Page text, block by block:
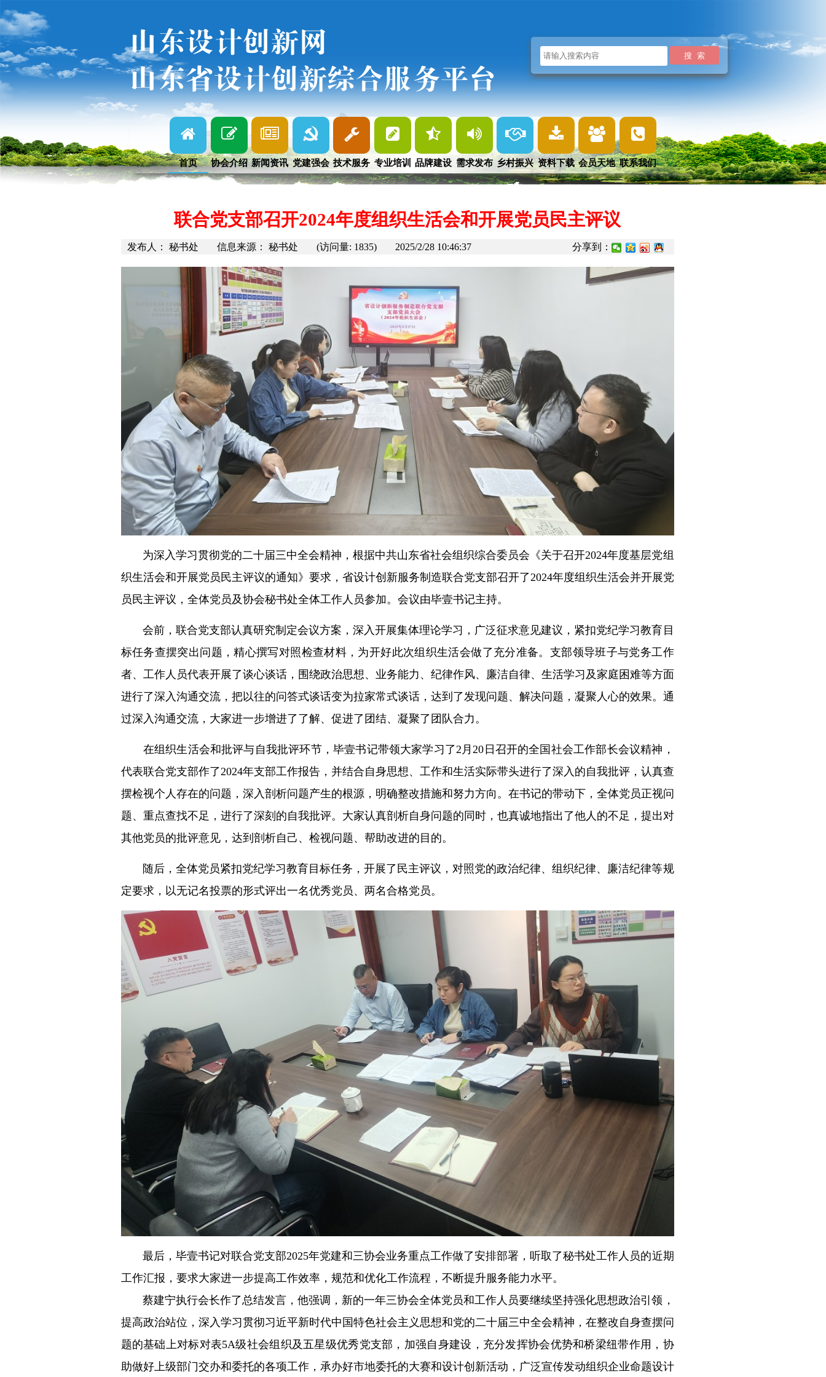
山东设计创新网
山东省设计创新综合服务平台
首页 协会介绍 新闻资讯 党建强会 技术服务 专业培训 品牌建设 需求发布 乡村振兴 资料下载 会员天地 联系我们
联合党支部召开2024年度组织生活会和开展党员民主评议
发布人： 秘书处 信息来源： 秘书处 (访问量: 1835) 2025/2/28 10:46:37 分享到：
为深入学习贯彻党的二十届三中全会精神，根据中共山东省社会组织综合委员会《关于召开2024年度基层党组
织生活会和开展党员民主评议的通知》要求，省设计创新服务制造联合党支部召开了2024年度组织生活会并开展党
员民主评议，全体党员及协会秘书处全体工作人员参加。会议由毕壹书记主持。
会前，联合党支部认真研究制定会议方案，深入开展集体理论学习，广泛征求意见建议，紧扣党纪学习教育目
标任务查摆突出问题，精心撰写对照检查材料，为开好此次组织生活会做了充分准备。支部领导班子与党务工作
者、工作人员代表开展了谈心谈话，围绕政治思想、业务能力、纪律作风、廉洁自律、生活学习及家庭困难等方面
进行了深入沟通交流，把以往的问答式谈话变为拉家常式谈话，达到了发现问题、解决问题，凝聚人心的效果。通
过深入沟通交流，大家进一步增进了了解、促进了团结、凝聚了团队合力。
在组织生活会和批评与自我批评环节，毕壹书记带领大家学习了2月20日召开的全国社会工作部长会议精神，
代表联合党支部作了2024年支部工作报告，并结合自身思想、工作和生活实际带头进行了深入的自我批评，认真查
摆检视个人存在的问题，深入剖析问题产生的根源，明确整改措施和努力方向。在书记的带动下，全体党员正视问
题、重点查找不足，进行了深刻的自我批评。大家认真剖析自身问题的同时，也真诚地指出了他人的不足，提出对
其他党员的批评意见，达到剖析自己、检视问题、帮助改进的目的。
随后，全体党员紧扣党纪学习教育目标任务，开展了民主评议，对照党的政治纪律、组织纪律、廉洁纪律等规
定要求，以无记名投票的形式评出一名优秀党员、两名合格党员。
最后，毕壹书记对联合党支部2025年党建和三协会业务重点工作做了安排部署，听取了秘书处工作人员的近期
工作汇报，要求大家进一步提高工作效率，规范和优化工作流程，不断提升服务能力水平。
蔡建宁执行会长作了总结发言，他强调，新的一年三协会全体党员和工作人员要继续坚持强化思想政治引领，
提高政治站位，深入学习贯彻习近平新时代中国特色社会主义思想和党的二十届三中全会精神，在整改自身查摆问
题的基础上对标对表5A级社会组织及五星级优秀党支部，加强自身建设，充分发挥协会优势和桥梁纽带作用，协
助做好上级部门交办和委托的各项工作，承办好市地委托的大赛和设计创新活动，广泛宣传发动组织企业命题设计